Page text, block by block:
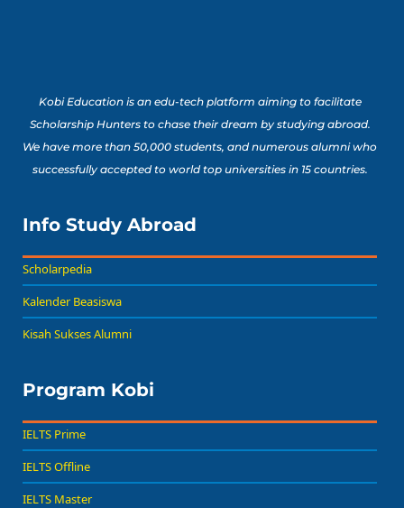
8 Lomba Jurusan
Psikologi untuk
Portofolio Anak SMA
Buat Persiapan Study
Baca Sekarang!
Kobi Education is an edu-tech platform aiming to facilitate
Scholarship Hunters to chase their dream by studying abroad.
We have more than 50,000 students, and numerous alumni who
successfully accepted to world top universities in 15 countries.
Info Study Abroad
Scholarpedia
Kalender Beasiswa
Kisah Sukses Alumni
Program Kobi
IELTS Prime
IELTS Offline
IELTS Master